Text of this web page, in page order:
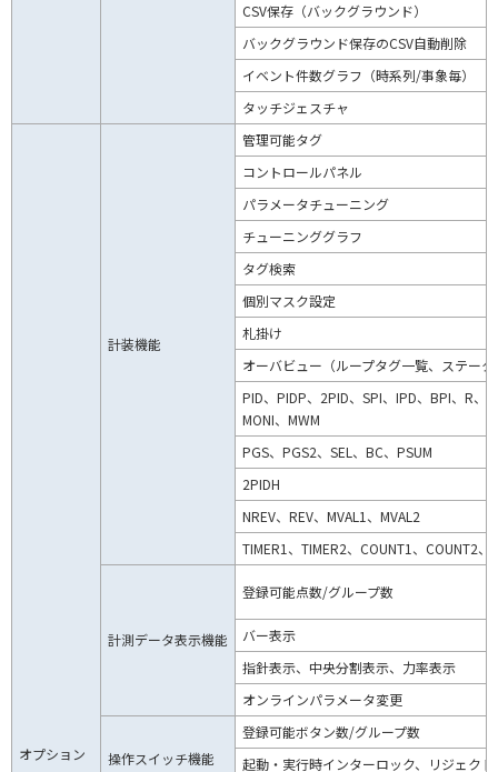
CSV保存（バックグラウンド）
バックグラウンド保存のCSV自動削除
イベント件数グラフ（時系列/事象毎）
タッチジェスチャ
オプション
計装機能
管理可能タグ
コントロールパネル
パラメータチューニング
チューニンググラフ
タグ検索
個別マスク設定
札掛け
オーバビュー（ループタグ一覧、ステー
PID、PIDP、2PID、SPI、IPD、BPI、R、
MONI、MWM
PGS、PGS2、SEL、BC、PSUM
2PIDH
NREV、REV、MVAL1、MVAL2
TIMER1、TIMER2、COUNT1、COUNT2、
計測データ表示機能
登録可能点数/グループ数
バー表示
指針表示、中央分割表示、力率表示
オンラインパラメータ変更
操作スイッチ機能
登録可能ボタン数/グループ数
起動・実行時インターロック、リジェク